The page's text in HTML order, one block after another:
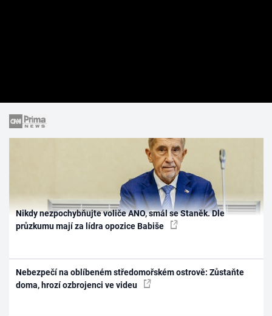
Nikdy nezpochybňujte voliče ANO, smál se Staněk. Dle
průzkumu mají za lídra opozice Babiše
Nebezpečí na oblíbeném středomořském ostrově: Zůstaňte
doma, hrozí ozbrojenci ve videu